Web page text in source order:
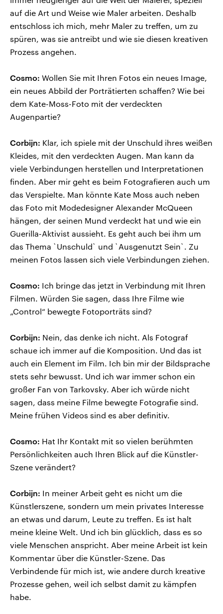
auf die Art und Weise wie Maler arbeiten. Deshalb
entschloss ich mich, mehr Maler zu treffen, um zu
spüren, was sie antreibt und wie sie diesen kreativen
Prozess angehen.
Cosmo: Wollen Sie mit Ihren Fotos ein neues Image,
ein neues Abbild der Porträtierten schaffen? Wie bei
dem Kate-Moss-Foto mit der verdeckten
Augenpartie?
Corbijn: Klar, ich spiele mit der Unschuld ihres weißen
Kleides, mit den verdeckten Augen. Man kann da
viele Verbindungen herstellen und Interpretationen
finden. Aber mir geht es beim Fotografieren auch um
das Verspielte. Man könnte Kate Moss auch neben
das Foto mit Modedesigner Alexander McQueen
hängen, der seinen Mund verdeckt hat und wie ein
Guerilla-Aktivist aussieht. Es geht auch bei ihm um
das Thema `Unschuld` und `Ausgenutzt Sein`. Zu
meinen Fotos lassen sich viele Verbindungen ziehen.
Cosmo: Ich bringe das jetzt in Verbindung mit Ihren
Filmen. Würden Sie sagen, dass Ihre Filme wie
„Control“ bewegte Fotoporträts sind?
Corbijn: Nein, das denke ich nicht. Als Fotograf
schaue ich immer auf die Komposition. Und das ist
auch ein Element im Film. Ich bin mir der Bildsprache
stets sehr bewusst. Und ich war immer schon ein
großer Fan von Tarkovsky. Aber ich würde nicht
sagen, dass meine Filme bewegte Fotografie sind.
Meine frühen Videos sind es aber definitiv.
Cosmo: Hat Ihr Kontakt mit so vielen berühmten
Persönlichkeiten auch Ihren Blick auf die Künstler-
Szene verändert?
Corbijn: In meiner Arbeit geht es nicht um die
Künstlerszene, sondern um mein privates Interesse
an etwas und darum, Leute zu treffen. Es ist halt
meine kleine Welt. Und ich bin glücklich, dass es so
viele Menschen anspricht. Aber meine Arbeit ist kein
Kommentar über die Künstler-Szene. Das
Verbindende für mich ist, wie andere durch kreative
Prozesse gehen, weil ich selbst damit zu kämpfen
habe.